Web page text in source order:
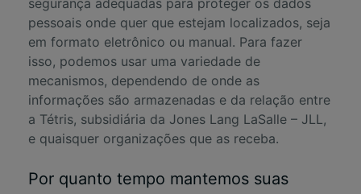
segurança adequadas para proteger os dados
pessoais onde quer que estejam localizados, seja
em formato eletrônico ou manual. Para fazer
isso, podemos usar uma variedade de
mecanismos, dependendo de onde as
informações são armazenadas e da relação entre
a Tétris, subsidiária da Jones Lang LaSalle – JLL,
e quaisquer organizações que as receba.
Por quanto tempo mantemos suas